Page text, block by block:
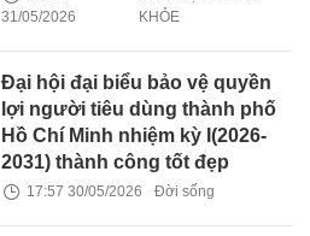
31/05/2026
KHỎE
Đại hội đại biểu bảo vệ quyền
lợi người tiêu dùng thành phố
Hồ Chí Minh nhiệm kỳ I(2026-
2031) thành công tốt đẹp
17:57 30/05/2026 Đời sống